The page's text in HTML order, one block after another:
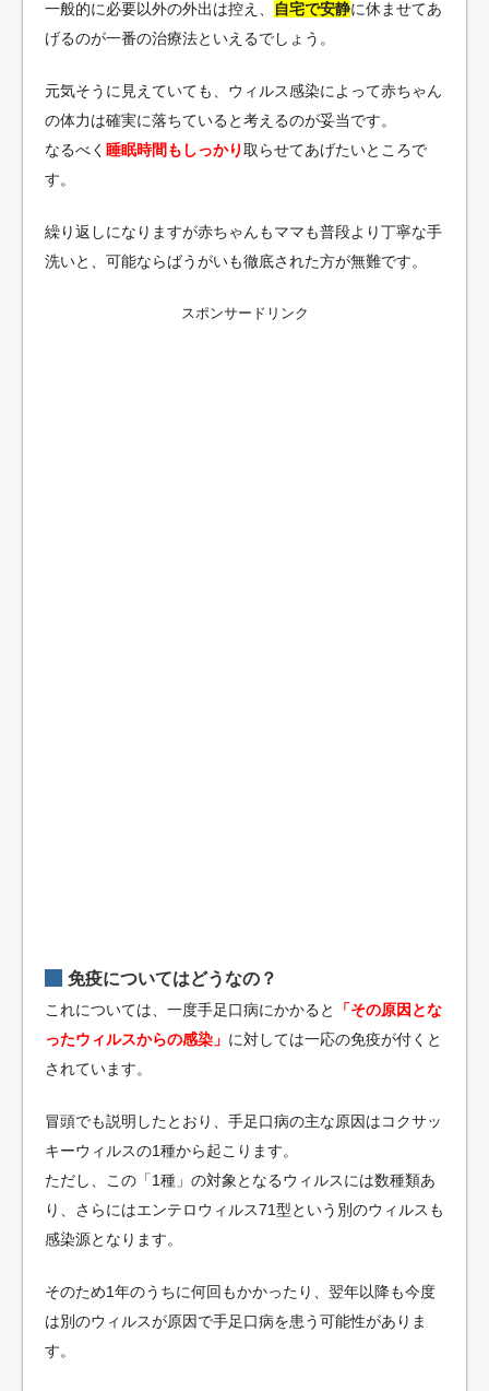
一般的に必要以外の外出は控え、
自宅で安静に休ませてあ
げるのが一番の治療法といえるでしょう。
元気そうに見えていても、ウィルス感染によって赤ちゃん
の体力は確実に落ちていると考えるのが妥当です。
なるべく 睡眠時間もしっかり取らせてあげたいところで
す。
繰り返しになりますが赤ちゃんもママも普段より丁寧な手
洗いと、可能ならばうがいも徹底された方が無難です。
スポンサードリンク
免疫についてはどうなの？
これについては、一度手足口病にかかると
「その原因とな
ったウィルスからの感染」 に対しては一応の免疫が付くと
されています。
冒頭でも説明したとおり、手足口病の主な原因はコクサッ
キーウィルスの1種から起こります。
ただし、この「1種」の対象となるウィルスには数種類あ
り、さらにはエンテロウィルス71型という別のウィルスも
感染源となります。
そのため1年のうちに何回もかかったり、翌年以降も今度
は別のウィルスが原因で手足口病を患う可能性がありま
す。